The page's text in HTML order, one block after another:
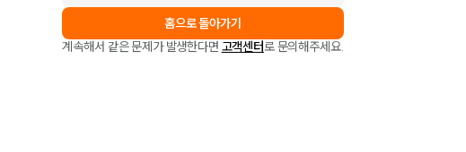
홈으로 돌아가기
계속해서 같은 문제가 발생한다면 고객센터로 문의해주세요.